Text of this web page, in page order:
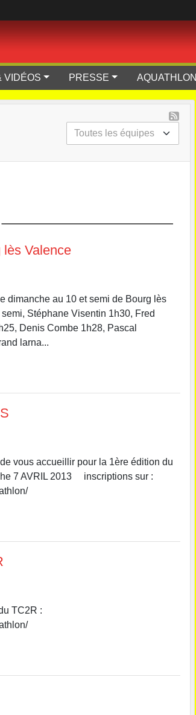
VIDÉOS PRESSE AQUATHLON
Valence
dimanche au 10 et semi de Bourg lès
Stéphane Visentin 1h30, Fred
Denis Combe 1h28, Pascal
larna...
vous accueillir pour la 1ère édition du
7 AVRIL 2013 inscriptions sur :
TC2R :